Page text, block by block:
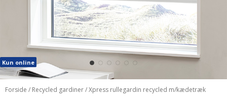
Kun online
Forside / Recycled gardiner/ Xpress rullegardin recycled m/kædetræk